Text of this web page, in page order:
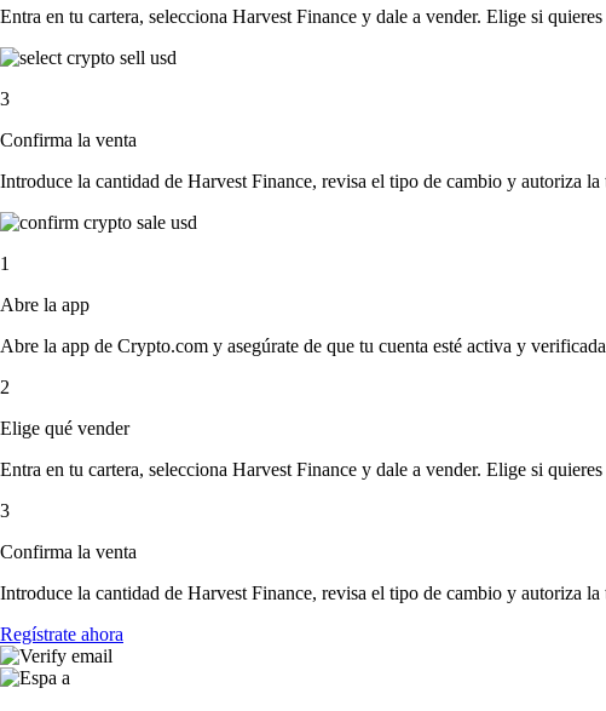
Entra en tu cartera, selecciona Harvest Finance y dale a vender. Elige si
3
Confirma la venta
Introduce la cantidad de Harvest Finance, revisa el tipo de cambio y autoriza la
1
Abre la app
Abre la app de Crypto.com y asegúrate de que tu cuenta esté activa y
2
Elige qué vender
Entra en tu cartera, selecciona Harvest Finance y dale a vender. Elige si
3
Confirma la venta
Introduce la cantidad de Harvest Finance, revisa el tipo de cambio y autoriza la
Regístrate ahora